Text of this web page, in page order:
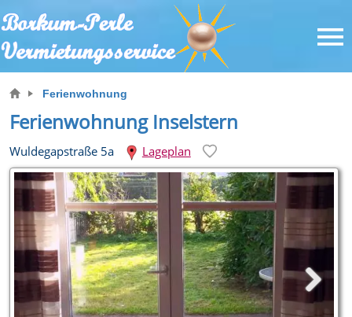
Ferienwohnung
Ferienwohnung Inselstern
Wuldegapstraße 5a Lageplan